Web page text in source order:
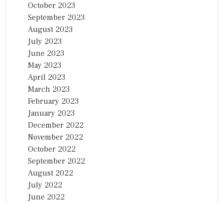
October 2023
September 2023
August 2023
July 2023
June 2023
May 2023
April 2023
March 2023
February 2023
January 2023
December 2022
November 2022
October 2022
September 2022
August 2022
July 2022
June 2022